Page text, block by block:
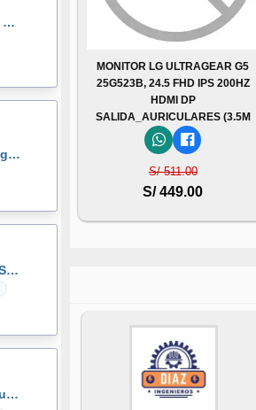
donavisos.pe Avisos Clasificados
Play In Dinámicas de Integración, Gymkanas, Eventos Corporativos
ASCENSORES DISEG
Corporación Belaunde
MONITOR LG ULTRAGEAR G5
25G523B, 24.5 FHD IPS 200HZ
HDMI DP
SALIDA_AURICULARES (3.5M
S/ 511.00
S/ 449.00